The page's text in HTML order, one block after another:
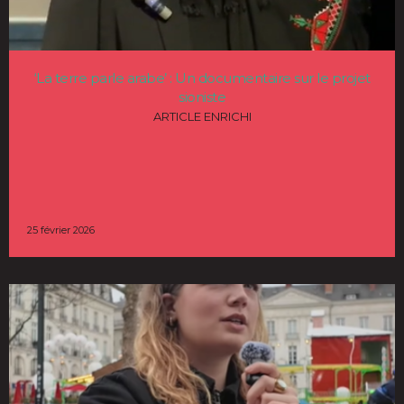
‘La terre parle arabe’ : Un documentaire sur le projet
sioniste
ARTICLE ENRICHI
25 février 2026